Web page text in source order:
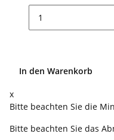
In den Warenkorb
x
Bitte beachten Sie die
Bitte beachten Sie das